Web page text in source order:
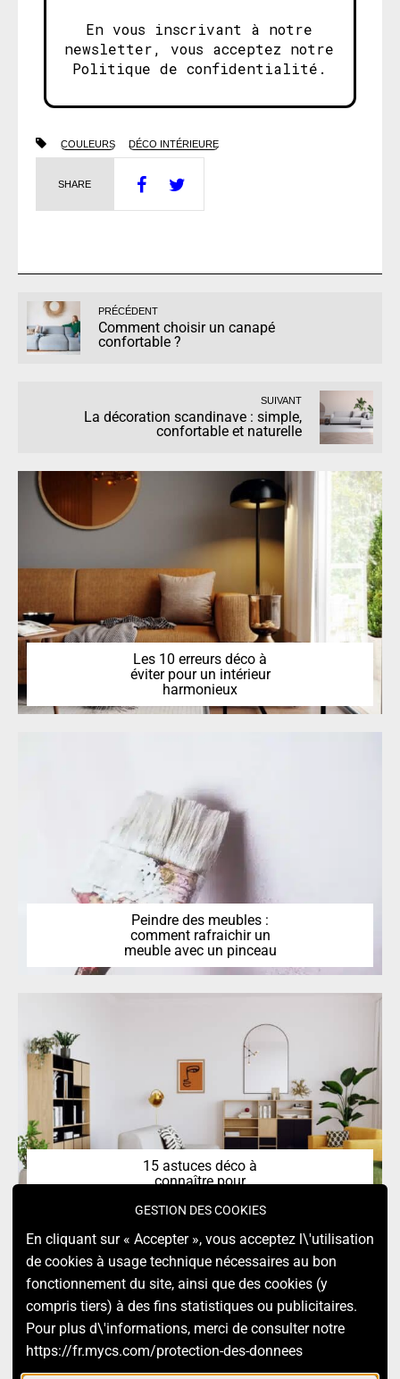
En vous inscrivant à notre
newsletter, vous acceptez notre
Politique de confidentialité.
SHARE
COULEURS DÉCO INTÉRIEURE
PRÉCÉDENT
Comment choisir un canapé
confortable ?
SUIVANT
La décoration scandinave : simple,
confortable et naturelle
Les 10 erreurs déco à
éviter pour un intérieur
harmonieux
Peindre des meubles :
comment rafraichir un
meuble avec un pinceau
15 astuces déco à
connaître pour
votre maison
RETOUR EN HAUT
GESTION DES COOKIES
En cliquant sur « Accepter », vous acceptez l\'utilisation
de cookies à usage technique nécessaires au bon
fonctionnement du site, ainsi que des cookies (y
compris tiers) à des fins statistiques ou publicitaires.
Pour plus d\'informations, merci de consulter notre
https://fr.mycs.com/protection-des-donnees